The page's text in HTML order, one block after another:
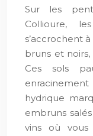
Sur les
Collioure,
s’accrochent
bruns et
Ces sols
hydrique
embruns
vins où vous